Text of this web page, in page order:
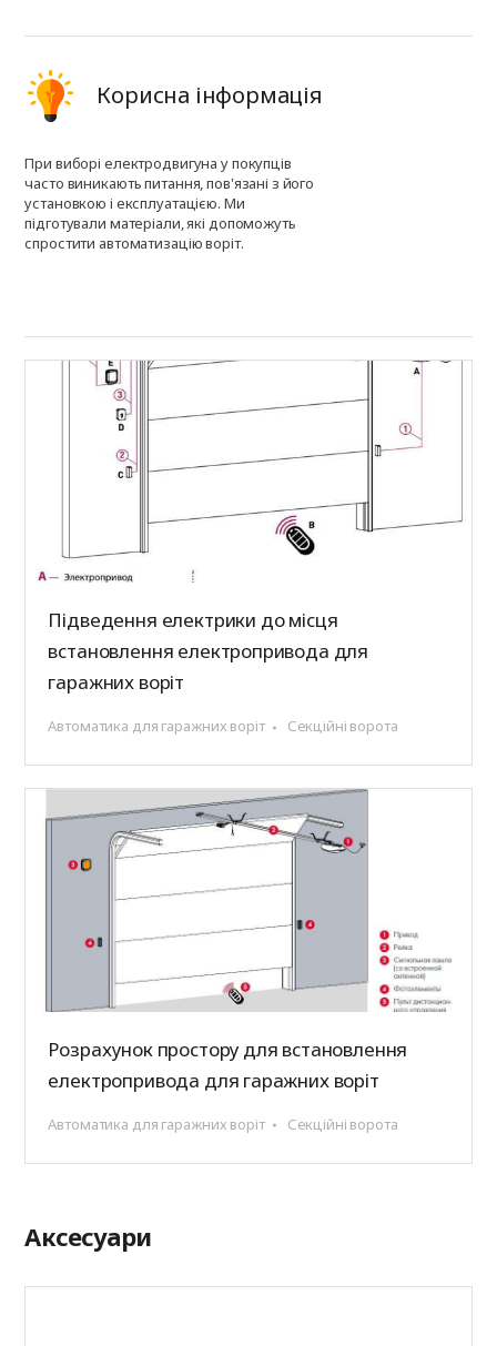
Корисна інформація
При виборі електродвигуна у покупців
часто виникають питання, пов'язані з його
установкою і експлуатацією. Ми
підготували матеріали, які допоможуть
спростити автоматизацію воріт.
Підведення електрики до місця
встановлення електропривода для
гаражних воріт
Автоматика для гаражних воріт Секційні ворота
Розрахунок простору для встановлення
електропривода для гаражних воріт
Автоматика для гаражних воріт Секційні ворота
Аксесуари